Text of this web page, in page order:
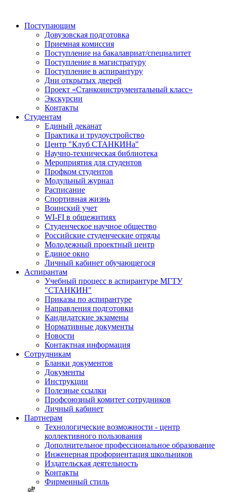
Поступающим
Довузовская подготовка
Приемная комиссия
Поступление на бакалавриат/специалитет
Поступление в магистратуру
Поступление в аспирантуру
Дни открытых дверей
Проект «Станкоинструментальный класс»
Экскурсии
Контакты
Студентам
Единый деканат
Практика и трудоустройство
Центр "Клуб СТАНКИНа"
Научно-техническая библиотека
Мероприятия для студентов
Профком студентов
Модульный журнал
Расписание
Спортивная жизнь
Воинский учет
WI-FI в общежитиях
Студенческое научное общество
Российские студенческие отряды
Молодежный проектный центр
Единое окно
Личный кабинет обучающегося
Аспирантам
Учебный процесс в аспирантуре МГТУ
"СТАНКИН"
Приказы по аспирантуре
Направления подготовки
Кандидатские экзамены
Нормативные документы
Новости
Контактная информация
Сотрудникам
Бланки документов
Документы
Инструкции
Полезные ссылки
Профсоюзный комитет сотрудников
Личный кабинет
Партнерам
Технологические возможности - центр
коллективного пользования
Дополнительное профессиональное образование
Инженерная профориентация школьников
Издательская деятельность
Контакты
Фирменный стиль